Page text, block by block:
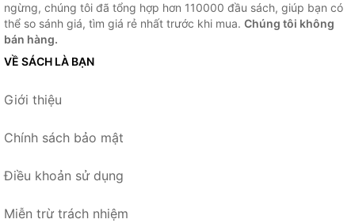
ngừng, chúng tôi đã tổng hợp hơn 110000 đầu sách, giúp bạn có
thể so sánh giá, tìm giá rẻ nhất trước khi mua. Chúng tôi không
bán hàng.
VỀ SÁCH LÀ BẠN
Giới thiệu
Chính sách bảo mật
Điều khoản sử dụng
Miễn trừ trách nhiệm